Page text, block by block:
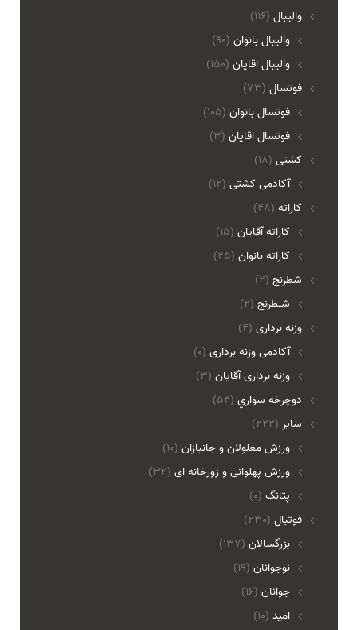
(116) والیبال
واليبال بانوان (90)
واليبال اقايان (150)
(73) فوتسال
فوتسال بانوان (105)
فوتسال اقايان (3)
(18) کشتی
آکادمی کشتی (12)
(48) کاراته
کاراته آقایان (15)
کاراته بانوان (25)
(2) شطرنج
شـطرنج (2)
(4) وزنه برداری
آکادمی وزنه برداری (0)
وزنه برداری آقایان (3)
(54) دوچرخه سواري
(222) ساير
ورزش معلولان و جانبازان (10)
ورزش پهلوانی و زورخانه ای (32)
پتانگ (0)
(230) فوتبال
بزرگسالان (137)
نوجوانان (19)
جوانان (16)
امید (10)